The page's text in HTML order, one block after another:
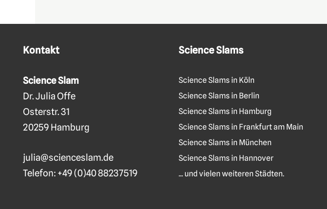
Kontakt
Science Slam
Dr. Julia Offe
Osterstr. 31
20259 Hamburg
julia@scienceslam.de
Telefon: +49 (0)40 88237519
Science Slams
Science Slams in Köln
Science Slams in Berlin
Science Slams in Hamburg
Science Slams in Frankfurt am Main
Science Slams in München
Science Slams in Hannover
... und vielen weiteren Städten.